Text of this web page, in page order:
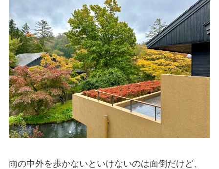
雨の中外を歩かないといけないのは面倒だけど、